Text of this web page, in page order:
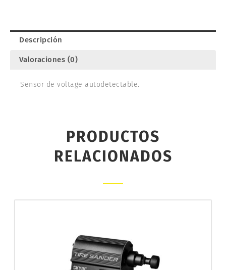
Descripción
Valoraciones (0)
Sensor de voltage autodetectable.
PRODUCTOS
RELACIONADOS